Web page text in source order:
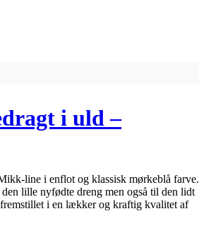
i uld –
line i enflot og klassisk mørkeblå farve.
lille nyfødte dreng men også til den lidt
i en lækker og kraftig kvalitet af